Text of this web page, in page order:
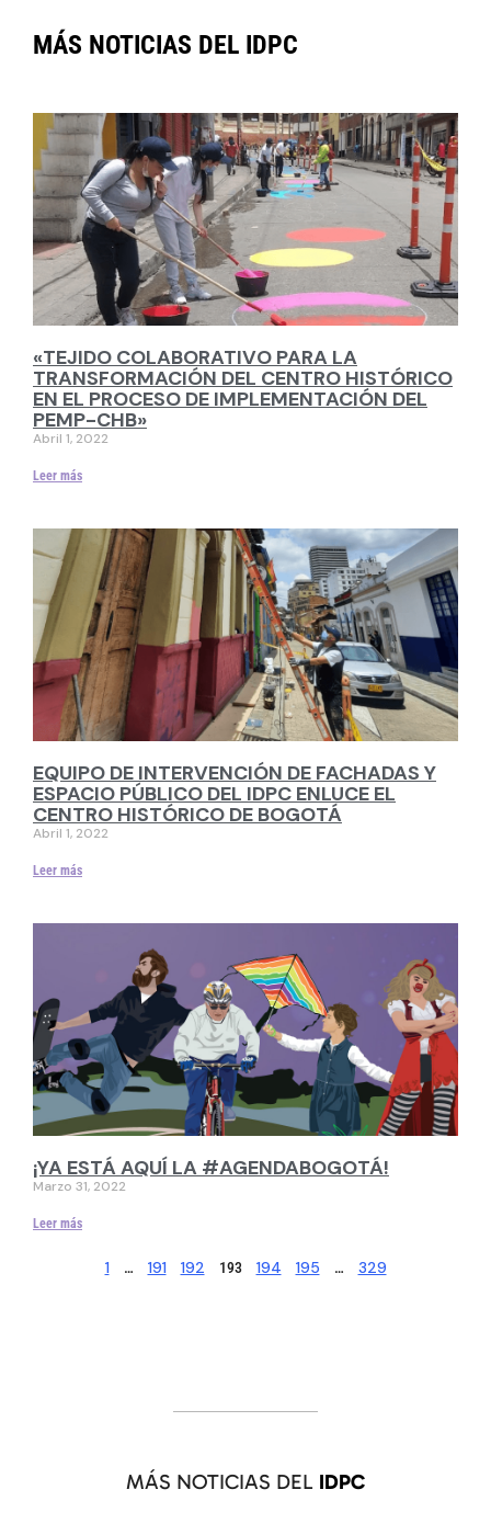
MÁS NOTICIAS DEL IDPC
«TEJIDO COLABORATIVO PARA LA
TRANSFORMACIÓN DEL CENTRO HISTÓRICO
EN EL PROCESO DE IMPLEMENTACIÓN DEL
PEMP-CHB»
Abril 1, 2022
Leer más
EQUIPO DE INTERVENCIÓN DE FACHADAS Y
ESPACIO PÚBLICO DEL IDPC ENLUCE EL
CENTRO HISTÓRICO DE BOGOTÁ
Abril 1, 2022
Leer más
¡YA ESTÁ AQUÍ LA #AGENDABOGOTÁ!
Marzo 31, 2022
Leer más
1 … 191 192 193 194 195 … 329
MÁS NOTICIAS DEL IDPC